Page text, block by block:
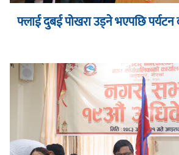
फ्लाई दुबई पोखरा उड्ने भएपछि पर्यटन